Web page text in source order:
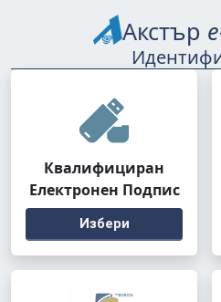
Акстър е
Квалифициран
Електронен Подпис
Избери